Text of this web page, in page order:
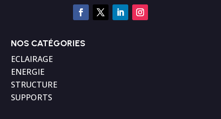
NOS CATÉGORIES
ECLAIRAGE
ENERGIE
STRUCTURE
SUPPORTS